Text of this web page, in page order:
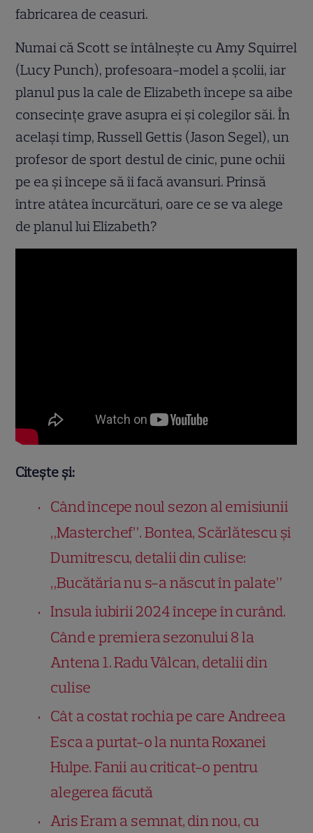
fabricarea de ceasuri.
Numai că Scott se întâlneşte cu Amy Squirrel
(Lucy Punch), profesoara-model a şcolii, iar
planul pus la cale de Elizabeth începe sa aibe
consecinţe grave asupra ei şi colegilor săi. În
acelaşi timp, Russell Gettis (Jason Segel), un
profesor de sport destul de cinic, pune ochii
pe ea şi începe să îi facă avansuri. Prinsă
între atâtea încurcături, oare ce se va alege
de planul lui Elizabeth?
Citește și:
Când începe noul sezon al emisiunii
„Masterchef”. Bontea, Scărlătescu și
Dumitrescu, detalii din culise:
„Bucătăria nu s-a născut în palate”
Insula iubirii 2024 începe în curând.
Când e premiera sezonului 8 la
Antena 1. Radu Vâlcan, detalii din
culise
Cât a costat rochia pe care Andreea
Esca a purtat-o la nunta Roxanei
Hulpe. Fanii au criticat-o pentru
alegerea făcută
Aris Eram a semnat, din nou, cu